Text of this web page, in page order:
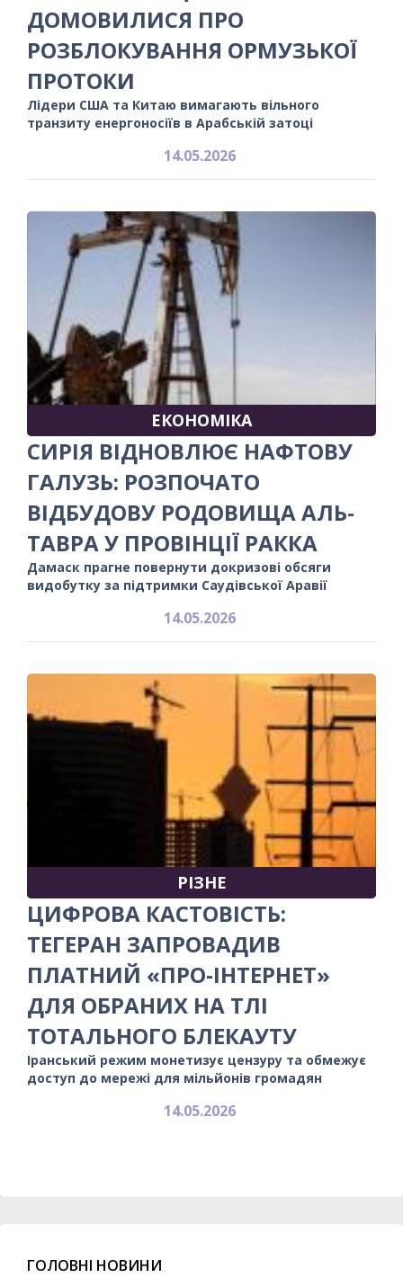
ДОМОВИЛИСЯ ПРО
РОЗБЛОКУВАННЯ ОРМУЗЬКОЇ
ПРОТОКИ
Лідери США та Китаю вимагають вільного
транзиту енергоносіїв в Арабській затоці
14.05.2026
ЕКОНОМІКА
СИРІЯ ВІДНОВЛЮЄ НАФТОВУ
ГАЛУЗЬ: РОЗПОЧАТО
ВІДБУДОВУ РОДОВИЩА АЛЬ-
ТАВРА У ПРОВІНЦІЇ РАККА
Дамаск прагне повернути докризові обсяги
видобутку за підтримки Саудівської Аравії
14.05.2026
РІЗНЕ
ЦИФРОВА КАСТОВІСТЬ:
ТЕГЕРАН ЗАПРОВАДИВ
ПЛАТНИЙ «ПРО-ІНТЕРНЕТ»
ДЛЯ ОБРАНИХ НА ТЛІ
ТОТАЛЬНОГО БЛЕКАУТУ
Іранський режим монетизує цензуру та обмежує
доступ до мережі для мільйонів громадян
14.05.2026
ГОЛОВНІ НОВИНИ